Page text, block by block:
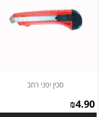
סכין יפני רחב
₪4.90